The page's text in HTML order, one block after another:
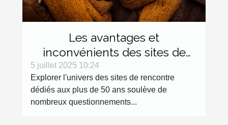
Les avantages et
inconvénients des sites de
rencontre dédiés aux plus de
50 ans
5 juillet 2025 10:24
Explorer l'univers des sites de rencontre
dédiés aux plus de 50 ans soulève de
nombreux questionnements...